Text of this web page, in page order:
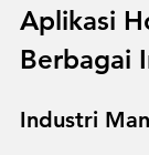
Aplikasi
Berbagai
Industri